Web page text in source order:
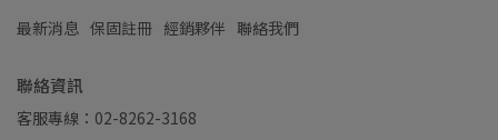
最新消息 保固註冊 經銷夥伴 聯絡我們
聯絡資訊
客服專線：02-8262-3168